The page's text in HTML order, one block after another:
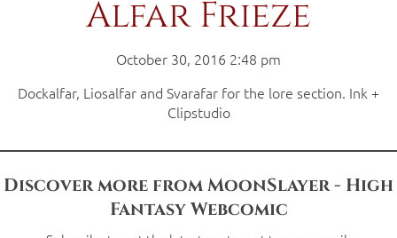
Alfar Frieze
October 30, 2016 2:48 pm
Dockalfar, Liosalfar and Svarafar for the lore section. Ink +
Clipstudio
Discover more from MoonSlayer - High
Fantasy Webcomic